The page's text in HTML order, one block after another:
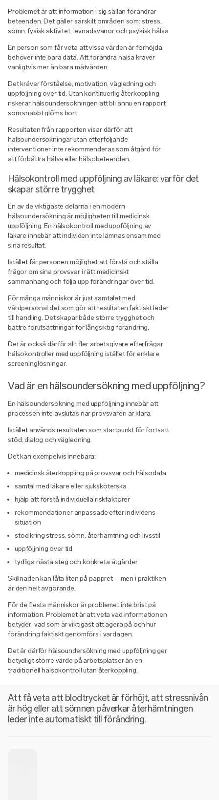
Problemet är att information i sig sällan förändrar
beteenden. Det gäller särskilt områden som: stress,
sömn, fysisk aktivitet, levnadsvanor och psykisk hälsa
En person som får veta att vissa värden är förhöjda
behöver inte bara data. Att förändra hälsa kräver
vanligtvis mer än bara mätvärden.
Det kräver förståelse, motivation, vägledning och
uppföljning över tid. Utan kontinuerlig återkoppling
riskerar hälsoundersökningen att bli ännu en rapport
som snabbt glöms bort.
Resultaten från rapporten visar därför att
hälsoundersökningar utan efterföljande
interventioner inte rekommenderas som åtgärd för
att förbättra hälsa eller hälsobeteenden.
Hälsokontroll med uppföljning av läkare: varför det
skapar större trygghet
En av de viktigaste delarna i en modern
hälsoundersökning är möjligheten till medicinsk
uppföljning. En hälsokontroll med uppföljning av
läkare innebär att individen inte lämnas ensam med
sina resultat.
Istället får personen möjlighet att förstå och ställa
frågor om sina provsvar i rätt medicinskt
sammanhang och följa upp förändringar över tid.
För många människor är just samtalet med
vårdpersonal det som gör att resultaten faktiskt leder
till handling. Det skapar både större trygghet och
bättre förutsättningar för långsiktig förändring.
Det är också därför allt fler arbetsgivare efterfrågar
hälsokontroller med uppföljning istället för enklare
screeninglösningar.
Vad är en hälsoundersökning med uppföljning?
En hälsoundersökning med uppföljning innebär att
processen inte avslutas när provsvaren är klara.
Istället används resultaten som startpunkt för fortsatt
stöd, dialog och vägledning.
Det kan exempelvis innebära:
medicinsk återkoppling på provsvar och hälsodata
samtal med läkare eller sjuksköterska
hjälp att förstå individuella riskfaktorer
rekommendationer anpassade efter individens
situation
stöd kring stress, sömn, återhämtning och livsstil
uppföljning över tid
tydliga nästa steg och konkreta åtgärder
Skillnaden kan låta liten på pappret – men i praktiken
är den helt avgörande.
För de flesta människor är problemet inte brist på
information. Problemet är att veta vad informationen
betyder, vad som är viktigast att agera på och hur
förändring faktiskt genomförs i vardagen.
Det är därför hälsoundersökning med uppföljning ger
betydligt större värde på arbetsplatser än en
traditionell hälsokontroll utan återkoppling.
Att få veta att blodtrycket är förhöjt, att stressnivån
är hög eller att sömnen påverkar återhämtningen
leder inte automatiskt till förändring.